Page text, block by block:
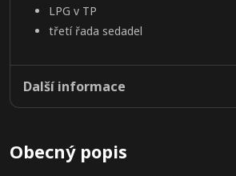
LPG v TP
třetí řada sedadel
Další informace
Obecný popis